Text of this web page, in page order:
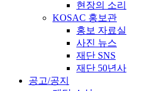
현장의 소리
KOSAC 홍보관
홍보 자료실
사진 뉴스
재단 SNS
재단 50년사
공고/공지